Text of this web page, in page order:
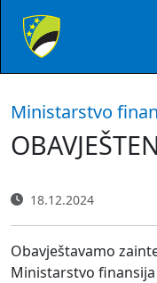
Ministarstvo
18.12.2024
Obavještavamo
Ministarstvo